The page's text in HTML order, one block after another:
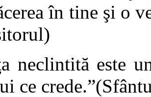
în tine şi o
neclintită este
ce